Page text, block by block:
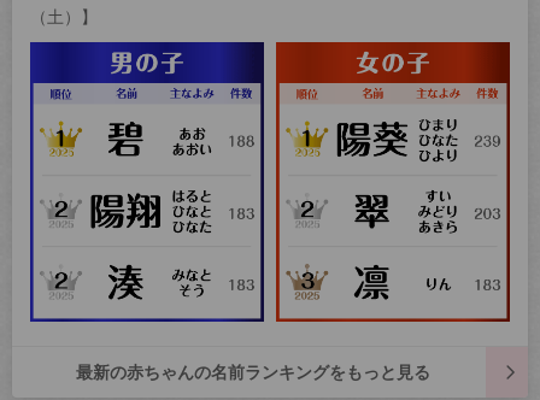
（土）】
最新の赤ちゃんの名前ランキングをもっと見る